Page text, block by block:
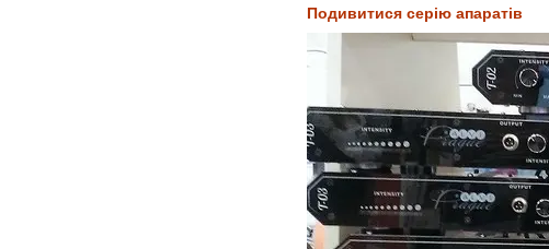
Подивитися серію апаратів